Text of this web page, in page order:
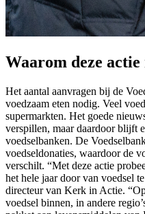
Waarom deze actie
Het aantal aanvragen bij de
voedzaam eten nodig. Veel
supermarkten. Het goede
verspillen, maar daardoor blijft
voedselbanken. De
voedseldonaties, waardoor de
verschilt. “Met deze actie
het hele jaar door van voedsel
directeur van Kerk in Actie.
voedsel binnen, in andere